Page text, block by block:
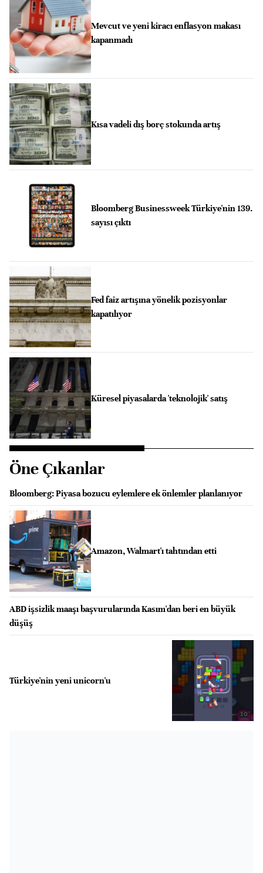
Mevcut ve yeni kiracı enflasyon makası
kapanmadı
Kısa vadeli dış borç stokunda artış
Bloomberg Businessweek Türkiye'nin 139.
sayısı çıktı
Fed faiz artışına yönelik pozisyonlar
kapatılıyor
Küresel piyasalarda 'teknolojik' satış
Öne Çıkanlar
Bloomberg: Piyasa bozucu eylemlere ek önlemler planlanıyor
Amazon, Walmart'ı tahtından etti
ABD işsizlik maaşı başvurularında Kasım'dan beri en büyük
düşüş
Türkiye'nin yeni unicorn'u